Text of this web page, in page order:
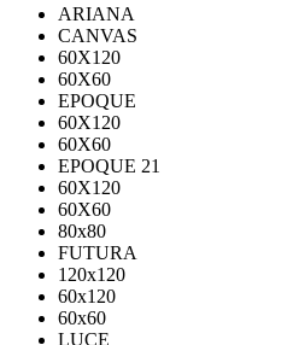
ARIANA
CANVAS
60Х120
60Х60
EPOQUE
60X120
60X60
EPOQUE 21
60X120
60X60
80х80
FUTURA
120х120
60х120
60х60
LUCE